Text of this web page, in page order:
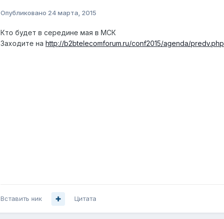
Опубликовано 24 марта, 2015
Кто будет в середине мая в МСК
Заходите на http://b2btelecomforum.ru/conf2015/agenda/predv.php
Вставить ник Цитата